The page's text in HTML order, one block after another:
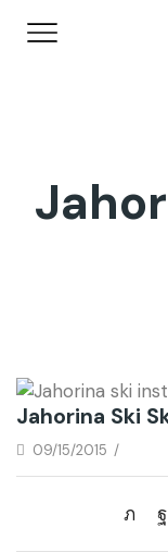
Jahorina Ski
09/15/2015 /